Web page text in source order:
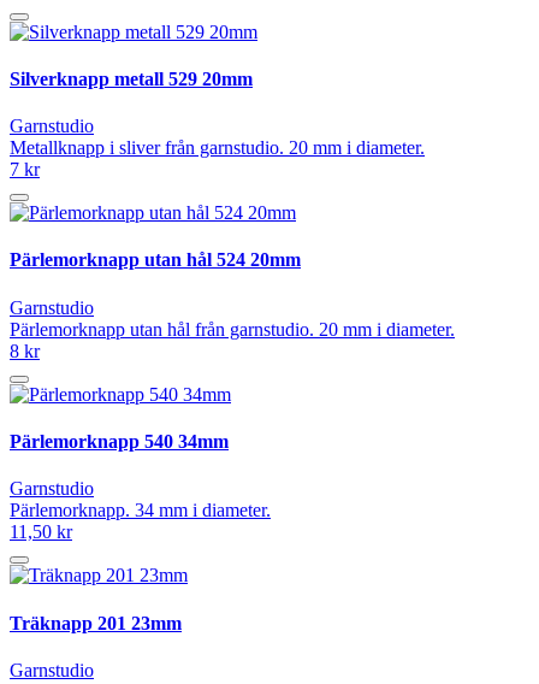
Silverknapp metall 529 20mm
Garnstudio
Metallknapp i sliver från garnstudio. 20 mm i diameter.
7 kr
Pärlemorknapp utan hål 524 20mm
Garnstudio
Pärlemorknapp utan hål från garnstudio. 20 mm i diameter.
8 kr
Pärlemorknapp 540 34mm
Garnstudio
Pärlemorknapp. 34 mm i diameter.
11,50 kr
Träknapp 201 23mm
Garnstudio